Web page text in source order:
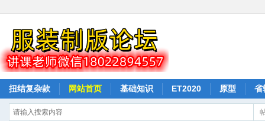
扭结复杂款 网站首页 基础知识 ET2020 原型 省